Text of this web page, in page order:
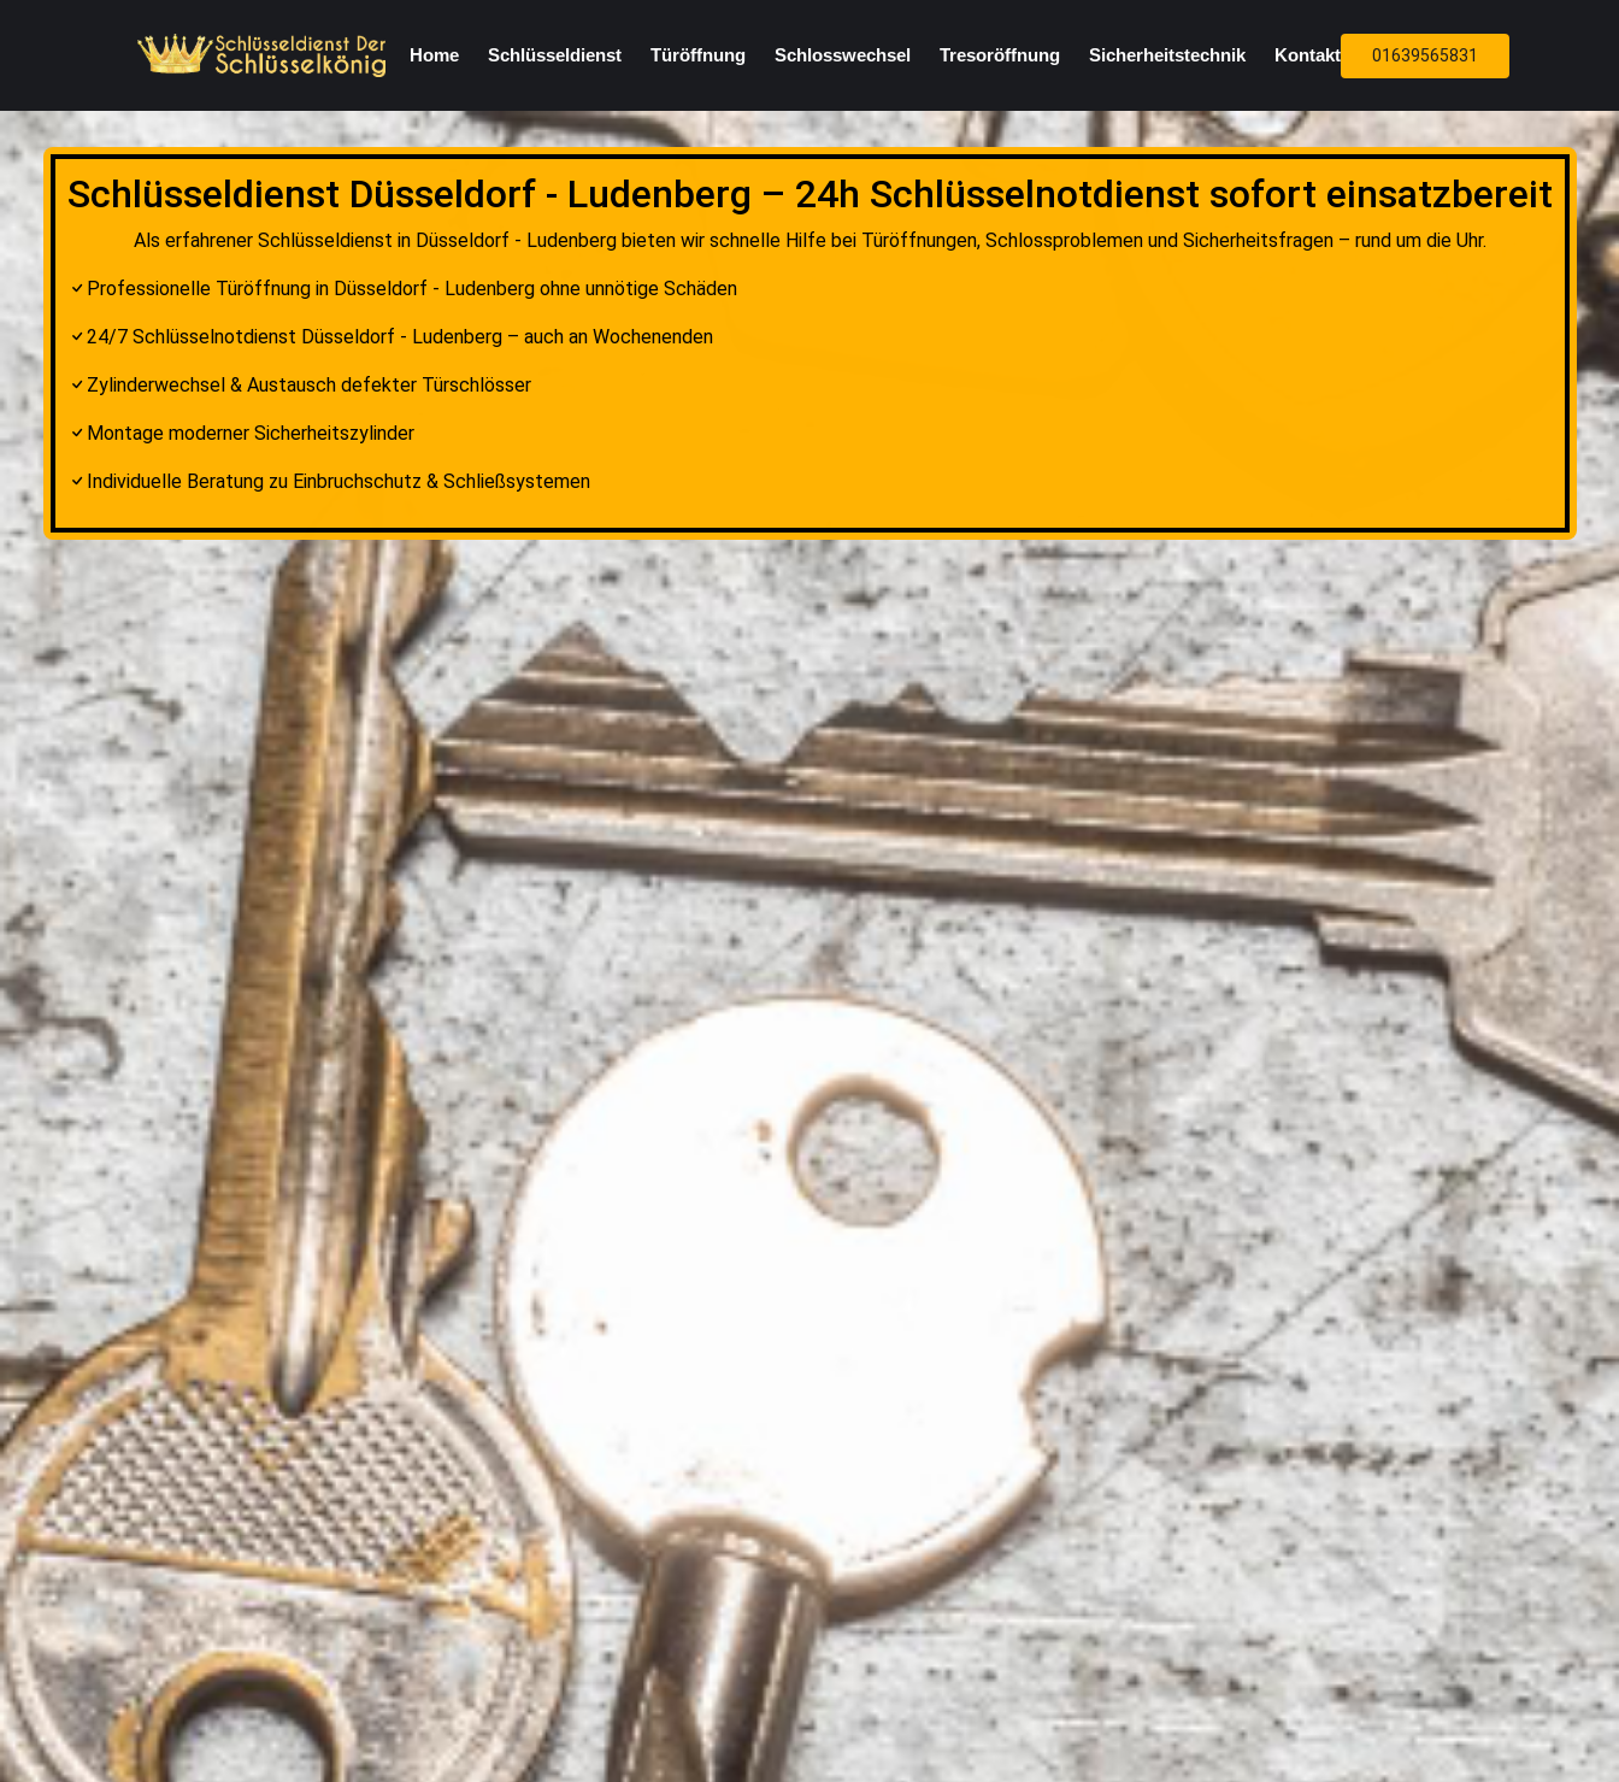
Home Schlüsseldienst Türöffnung Schlosswechsel Tresoröffnung Sicherheitstechnik Kontakt 01639565831
Schlüsseldienst Düsseldorf - Ludenberg – 24h Schlüsselnotdienst sofort einsatzbereit
Als erfahrener Schlüsseldienst in Düsseldorf - Ludenberg bieten wir schnelle Hilfe bei Türöffnungen, Schlossproblemen und Sicherheitsfragen – rund um die Uhr.
Professionelle Türöffnung in Düsseldorf - Ludenberg ohne unnötige Schäden
24/7 Schlüsselnotdienst Düsseldorf - Ludenberg – auch an Wochenenden
Zylinderwechsel & Austausch defekter Türschlösser
Montage moderner Sicherheitszylinder
Individuelle Beratung zu Einbruchschutz & Schließsystemen